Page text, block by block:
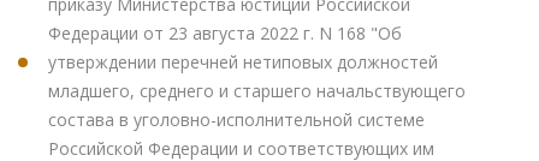
Федерации от 23 августа 2022 г. N 168 "Об
утверждении перечней нетиповых должностей
младшего, среднего и старшего начальствующего
состава в уголовно-исполнительной системе
Российской Федерации и соответствующих им